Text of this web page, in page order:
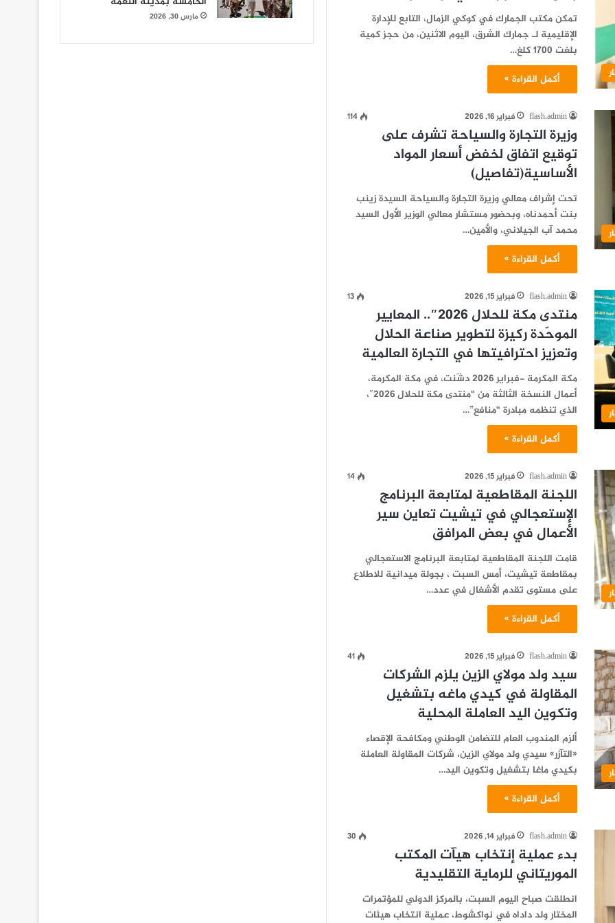
تمكن مكتب الجمارك في كوكي الزمال، التابع للإدارة
الإقليمية لـ جمارك الشرق، اليوم الاثنين، من حجز كمية
بلغت 1700 كلغ…
أكمل القراءة »
flash.admin فبراير 16, 2026 114
وزيرة التجارة والسياحة تشرف على
توقيع اتفاق لخفض أسعار المواد
الأساسية(تفاصيل)
تحت إشراف معالي وزيرة التجارة والسياحة السيدة زينب
بنت أحمدناه، وبحضور مستشار معالي الوزير الأول السيد
محمد آب الجيلاني، والأمين…
أكمل القراءة »
flash.admin فبراير 15, 2026 13
منتدى مكة للحلال 2026″.. المعايير
الموحّدة ركيزة لتطوير صناعة الحلال
وتعزيز احترافيتها في التجارة العالمية
مكة المكرمة -فبراير 2026 دشّنت، في مكة المكرمة،
أعمال النسخة الثالثة من “منتدى مكة للحلال 2026″،
الذي تنظمه مبادرة “منافع”…
أكمل القراءة »
flash.admin فبراير 15, 2026 14
اللجنة المقاطعية لمتابعة البرنامج
الإستعجالي في تيشيت تعاين سير
الأعمال في بعض المرافق
قامت اللجنة المقاطعية لمتابعة البرنامج الاستعجالي
بمقاطعة تيشيت، أمس السبت ، بجولة ميدانية للاطلاع
على مستوى تقدم الأشغال في عدد…
أكمل القراءة »
flash.admin فبراير 15, 2026 41
سيد ولد مولاي الزين يلزم الشركات
المقاولة في كيدي ماغه بتشغيل
وتكوين اليد العاملة المحلية
ألزم المندوب العام للتضامن الوطني ومكافحة الإقصاء
«التآزر» سيدي ولد مولاي الزين، شركات المقاولة العاملة
بكيدي ماغا بتشغيل وتكوين اليد…
أكمل القراءة »
flash.admin فبراير 14, 2026 30
بدء عملية إنتخاب هيآت المكتب
الموريتاني للرماية التقليدية
انطلقت صباح اليوم السبت، بالمركز الدولي للمؤتمرات
المختار ولد داداه في نواكشوط، عملية انتخاب هيئات
مارس 30, 2026